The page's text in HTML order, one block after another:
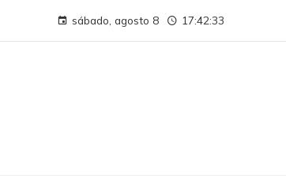
sábado, agosto 8 17:42:34